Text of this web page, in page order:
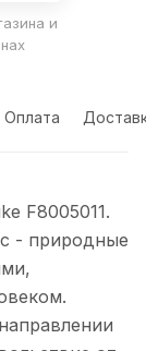
и
Оплата
F8005011.
- природные